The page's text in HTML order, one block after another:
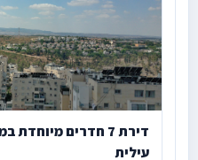
דירת 7 חדרים
עילית